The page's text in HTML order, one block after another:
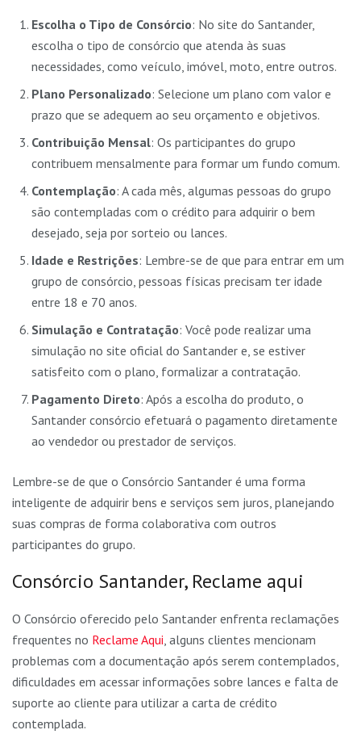
Escolha o Tipo de Consórcio: No site do Santander,
escolha o tipo de consórcio que atenda às suas
necessidades, como veículo, imóvel, moto, entre outros.
Plano Personalizado: Selecione um plano com valor e
prazo que se adequem ao seu orçamento e objetivos.
Contribuição Mensal: Os participantes do grupo
contribuem mensalmente para formar um fundo comum.
Contemplação: A cada mês, algumas pessoas do grupo
são contempladas com o crédito para adquirir o bem
desejado, seja por sorteio ou lances.
Idade e Restrições: Lembre-se de que para entrar em um
grupo de consórcio, pessoas físicas precisam ter idade
entre 18 e 70 anos.
Simulação e Contratação: Você pode realizar uma
simulação no site oficial do Santander e, se estiver
satisfeito com o plano, formalizar a contratação.
Pagamento Direto: Após a escolha do produto, o
Santander consórcio efetuará o pagamento diretamente
ao vendedor ou prestador de serviços.
Lembre-se de que o Consórcio Santander é uma forma
inteligente de adquirir bens e serviços sem juros, planejando
suas compras de forma colaborativa com outros
participantes do grupo.
Consórcio Santander, Reclame aqui
O Consórcio oferecido pelo Santander enfrenta reclamações
frequentes no Reclame Aqui , alguns clientes mencionam
problemas com a documentação após serem contemplados,
dificuldades em acessar informações sobre lances e falta de
suporte ao cliente para utilizar a carta de crédito
contemplada.